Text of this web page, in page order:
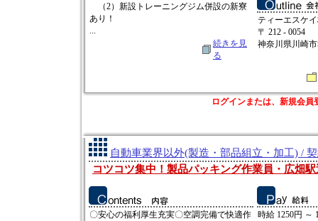
（2）新設トレーニングジム併設の新寮
あり！
...
続きを見
る
ティーエスケ
〒 212 - 0054
神奈川県川崎
ログインまたは、新規会
自動車業界以外(製造・部品組立・加工) /
コツコツ集中！製品パッキング作業員・広畑
〇安心の福利厚生充実〇空調完備で快適作
時給 1250円 ～